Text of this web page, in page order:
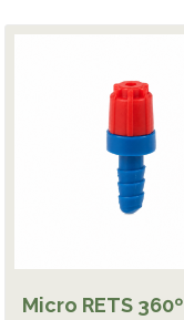
Micro RETS 360º